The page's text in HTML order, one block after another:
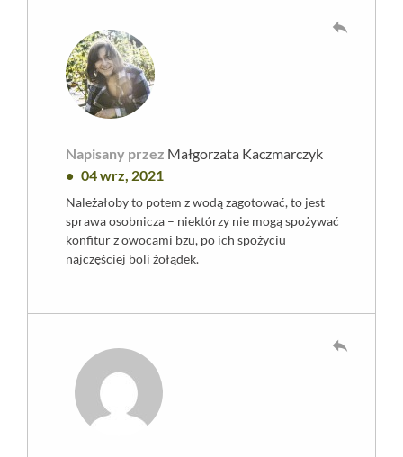
Napisany przez Małgorzata Kaczmarczyk
04 wrz, 2021
Należałoby to potem z wodą zagotować, to jest
sprawa osobnicza – niektórzy nie mogą spożywać
konfitur z owocami bzu, po ich spożyciu
najczęściej boli żołądek.
reply
reply